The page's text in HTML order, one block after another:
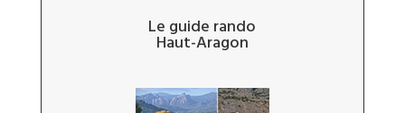
Le guide rando
Haut-Aragon